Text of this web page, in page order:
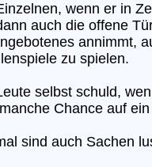
wenn er in
auch die offene
annimmt,
zu spielen.
selbst schuld,
Chance auf
sind auch Sachen